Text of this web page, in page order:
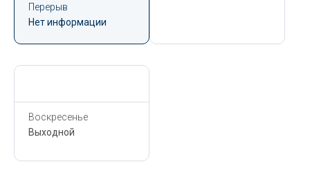
Перерыв
Нет информации
Воскресенье
Выходной